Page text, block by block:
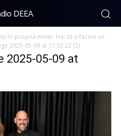
DEEA
în propria minte. Hai să o facem un
2025-05-09 at 17.52.22 (2)
2025-05-09 at